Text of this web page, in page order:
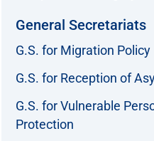
General Secretariats
G.S. for Migration Policy
G.S. for Reception of
G.S. for Vulnerable
Protection